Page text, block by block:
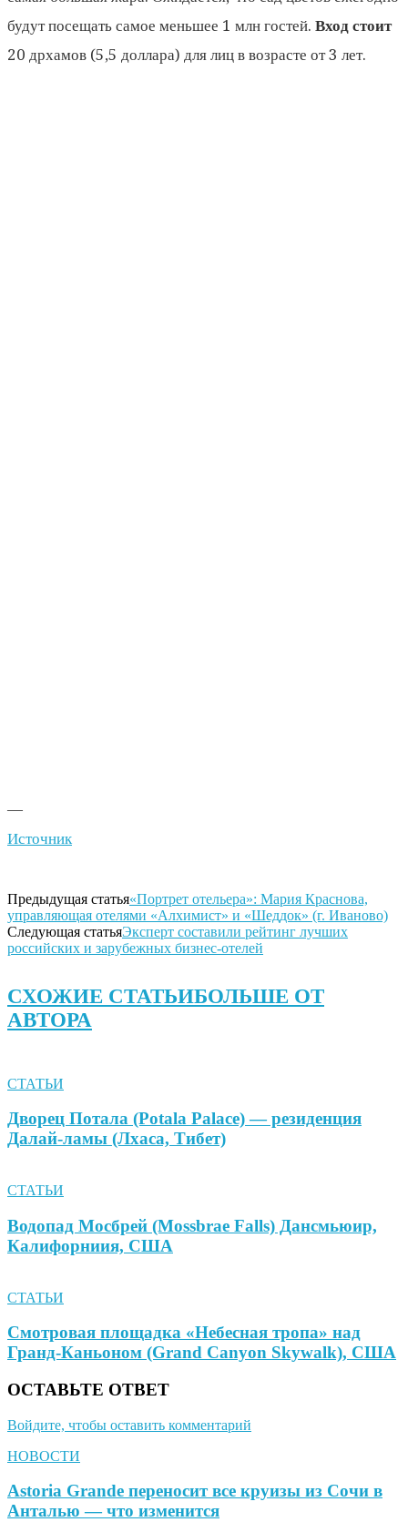
будут посещать самое меньшее 1 млн гостей. Вход стоит
20 дрхамов (5,5 доллара) для лиц в возрасте от 3 лет.
—
Источник
Предыдущая статья«Портрет отельера»: Мария Краснова,
управляющая отелями «Алхимист» и «Шеддок» (г. Иваново)
Следующая статьяЭксперт составили рейтинг лучших
российских и зарубежных бизнес-отелей
СХОЖИЕ СТАТЬИБОЛЬШЕ ОТ
АВТОРА
СТАТЬИ
Дворец Потала (Potala Palace) — резиденция
Далай-ламы (Лхаса, Тибет)
СТАТЬИ
Водопад Мосбрей (Mossbrae Falls) Дансмьюир,
Калифорниия, США
СТАТЬИ
Смотровая площадка «Небесная тропа» над
Гранд-Каньоном (Grand Canyon Skywalk), США
ОСТАВЬТЕ ОТВЕТ
Войдите, чтобы оставить комментарий
НОВОСТИ
Astoria Grande переносит все круизы из Сочи в
Анталью — что изменится